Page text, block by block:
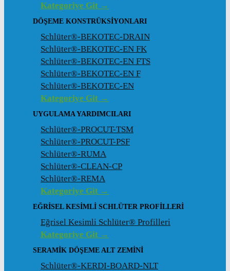
Kategoriye Git →
DÖŞEME KONSTRÜKSIYONLARI
Schlüter®-BEKOTEC-DRAIN
Schlüter®-BEKOTEC-EN FK
Schlüter®-BEKOTEC-EN FTS
Schlüter®-BEKOTEC-EN F
Schlüter®-BEKOTEC-EN
Kategoriye Git →
UYGULAMA YARDIMCILARI
Schlüter®-PROCUT-TSM
Schlüter®-PROCUT-PSF
Schlüter®-RUMA
Schlüter®-CLEAN-CP
Schlüter®-REMA
Kategoriye Git →
EĞRISEL KESIMLI SCHLÜTER PROFILLERI
Eğrisel Kesimli Schlüter® Profilleri
Kategoriye Git →
SERAMIK DÖŞEME ALT ZEMINI
Schlüter®-KERDI-BOARD-NLT